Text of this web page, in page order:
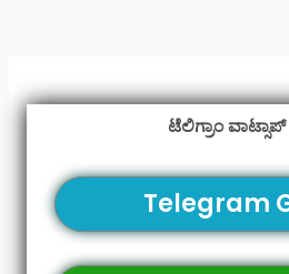
ಟೆಲಿಗ್ರಾಂ
Telegram